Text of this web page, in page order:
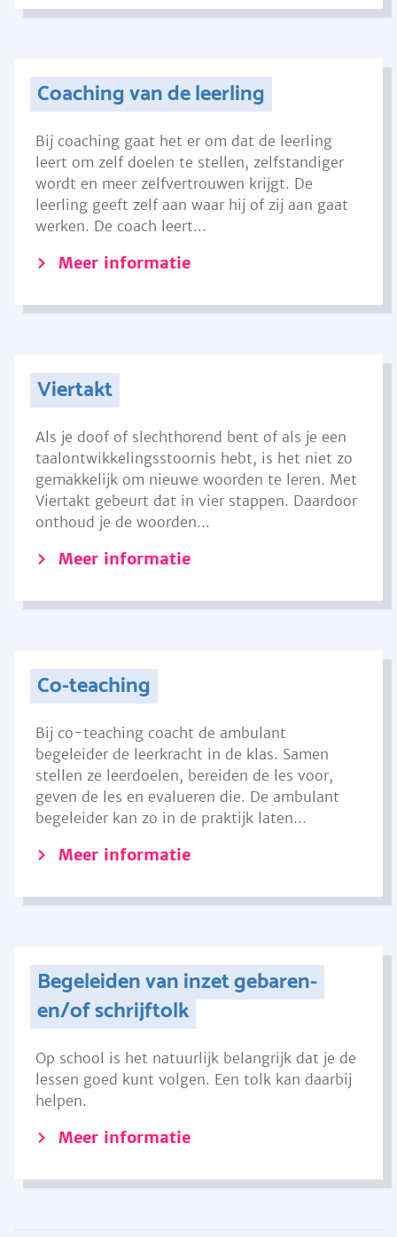
Coaching van de leerling
Bij coaching gaat het er om dat de leerling
leert om zelf doelen te stellen, zelfstandiger
wordt en meer zelfvertrouwen krijgt. De
leerling geeft zelf aan waar hij of zij aan gaat
werken. De coach leert...
Meer informatie
Viertakt
Als je doof of slechthorend bent of als je een
taalontwikkelingsstoornis hebt, is het niet zo
gemakkelijk om nieuwe woorden te leren. Met
Viertakt gebeurt dat in vier stappen. Daardoor
onthoud je de woorden...
Meer informatie
Co-teaching
Bij co-teaching coacht de ambulant
begeleider de leerkracht in de klas. Samen
stellen ze leerdoelen, bereiden de les voor,
geven de les en evalueren die. De ambulant
begeleider kan zo in de praktijk laten...
Meer informatie
Begeleiden van inzet gebaren-
en/of schrijftolk
Op school is het natuurlijk belangrijk dat je de
lessen goed kunt volgen. Een tolk kan daarbij
helpen.
Meer informatie